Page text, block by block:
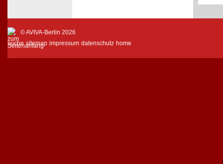
© AVIVA-Berlin 2026
suche sitemap impressum datenschutz home